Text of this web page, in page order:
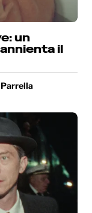
un
il